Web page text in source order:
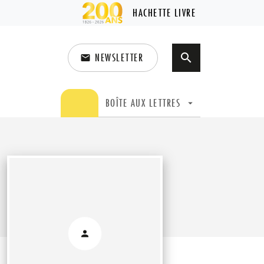
HACHETTE LIVRE
email NEWSLETTER search
BOÎTE AUX LETTRES arrow_drop_down